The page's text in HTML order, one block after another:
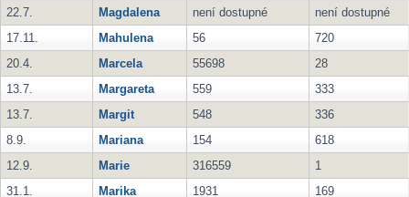
22.7.
Magdalena není dostupné
není dostupné
17.11.
Mahulena 56
720
20.4.
Marcela 55698
28
13.7.
Margareta 559
333
13.7.
Margit 548
336
8.9.
Mariana 154
618
12.9.
Marie 316559
1
31.1.
Marika 1931
169